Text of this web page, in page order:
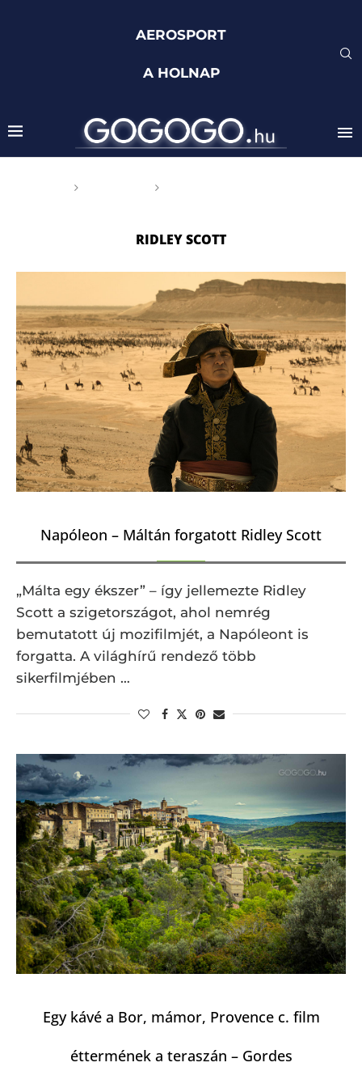
AEROSPORT
A HOLNAP
RIDLEY SCOTT
Napóleon – Máltán forgatott Ridley Scott
„Málta egy ékszer” – így jellemezte Ridley
Scott a szigetországot, ahol nemrég
bemutatott új mozifilmjét, a Napóleont is
forgatta. A világhírű rendező több
sikerfilmjében …
Egy kávé a Bor, mámor, Provence c. film
éttermének a teraszán – Gordes